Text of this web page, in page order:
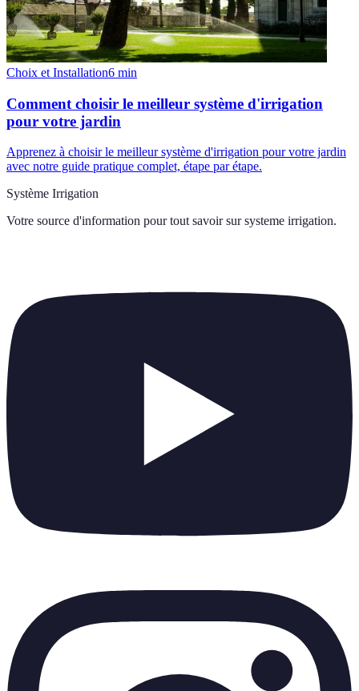
Choix et Installation6 min
Comment choisir le meilleur système d'irrigation
pour votre jardin
Apprenez à choisir le meilleur système d'irrigation pour votre jardin
avec notre guide pratique complet, étape par étape.
Système Irrigation
Votre source d'information pour tout savoir sur systeme irrigation.